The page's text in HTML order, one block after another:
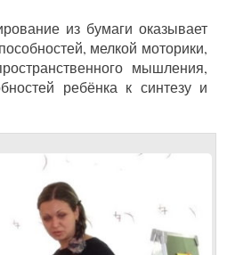
из бумаги оказывает
мелкой моторики,
мышления,
ребёнка к синтезу и